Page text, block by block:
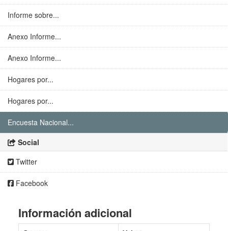
Informe sobre...
Anexo Informe...
Anexo Informe...
Hogares por...
Hogares por...
Encuesta Nacional...
Social
Twitter
Facebook
Información adicional